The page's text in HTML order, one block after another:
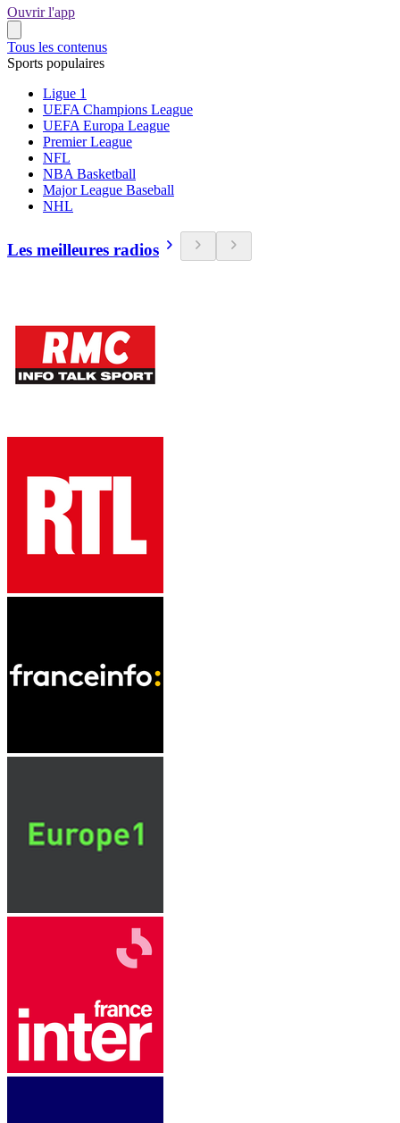
Ouvrir l'app
Tous les contenus
Sports populaires
Ligue 1
UEFA Champions League
UEFA Europa League
Premier League
NFL
NBA Basketball
Major League Baseball
NHL
Les meilleures radios